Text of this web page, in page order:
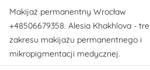
Перейти
содержимому
Makijaż permanentny Wrocław
+48506679358. Alesia Khakhlova -
zakresu makijażu permanentnego i
mikropigmentacji medycznej.